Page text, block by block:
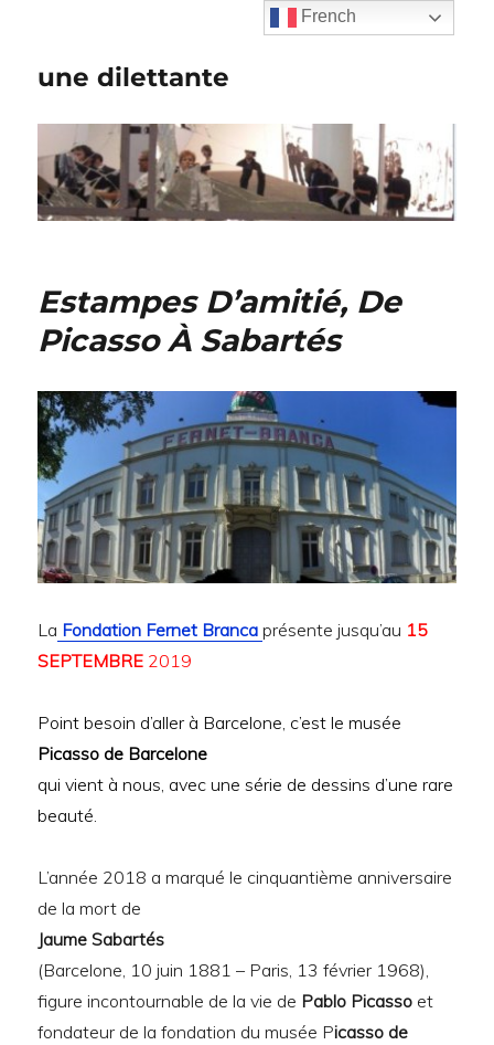
une dilettante
Estampes D’amitié, De
Picasso À Sabartés
La Fondation Fernet Brancaprésente jusqu’au 15
SEPTEMBRE 2019
Point besoin d’aller à Barcelone, c’est le musée
Picasso de Barcelone
qui vient à nous, avec une série de dessins d’une rare
beauté
L’année 2018 a marqué le cinquantième anniversaire
de la mort de
Jaume Sabartés
(Barcelone, 10 juin 1881 – Paris, 13 février 1968),
figure incontournable de la vie de Pablo Picasso et
fondateur de la fondation du musée Picasso de
French